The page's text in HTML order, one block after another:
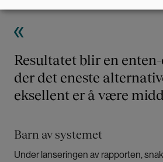
Resultatet blir en
der det eneste
eksellent er å være
Barn av systemet
Under lanseringen av rapporten,